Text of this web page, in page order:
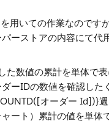
用いての作業なのです
ーストアの内容にて代